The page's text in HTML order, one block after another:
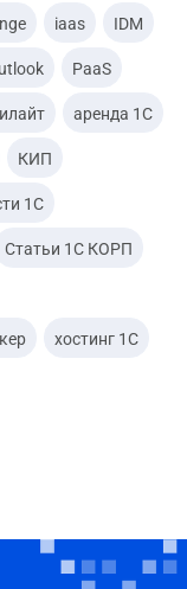
iaas IDM
PaaS
аренда 1С
КИП
1С
Статьи 1С КОРП
хостинг 1С